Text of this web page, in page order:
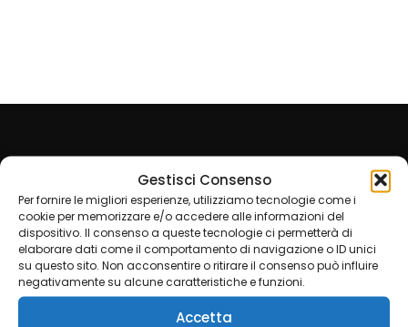
Gestisci Consenso
Per fornire le migliori esperienze, utilizziamo tecnologie come i
cookie per memorizzare e/o accedere alle informazioni del
dispositivo. Il consenso a queste tecnologie ci permetterà di
elaborare dati come il comportamento di navigazione o ID unici
su questo sito. Non acconsentire o ritirare il consenso può influire
negativamente su alcune caratteristiche e funzioni.
Accetta
ImbianchinoMilanoBio Edilizia
Group
L’Imbianchino Lowcost è esperto in varie tecniche di
imbiancatura e decorazioni; stucchi, spatolati, velature,
elimina muffa macchie, condensa e tanto altro.
CONTATTACI PER UN PREVENTIVO GRATUITO